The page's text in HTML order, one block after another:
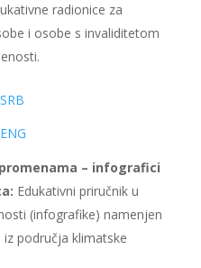
radionice za
i osobe s invaliditetom
– infografici
Edukativni priručnik u
(infografike) namenjen
područja klimatske